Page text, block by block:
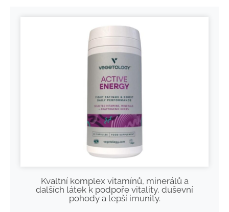
Kvaltní komplex vitamínů, minerálů a
dalších látek k podpoře vitality, duševní
pohody a lepší imunity.